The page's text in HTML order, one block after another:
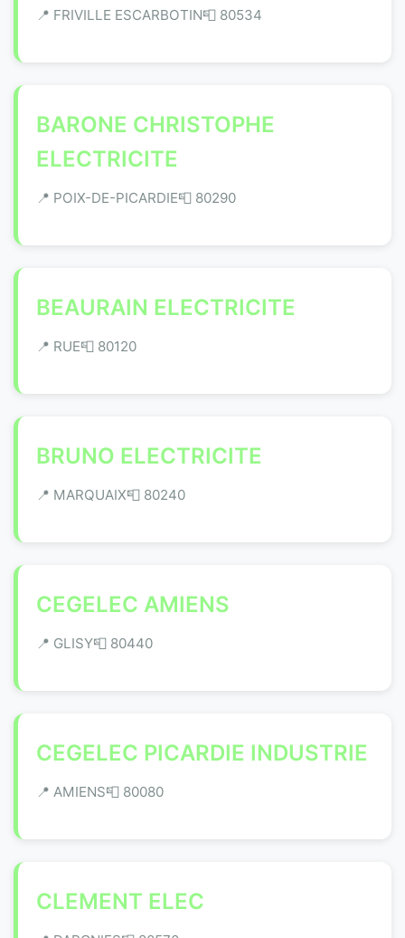
📍 FRIVILLE ESCARBOTIN📮 80534
BARONE CHRISTOPHE
ELECTRICITE
📍 POIX-DE-PICARDIE📮 80290
BEAURAIN ELECTRICITE
📍 RUE📮 80120
BRUNO ELECTRICITE
📍 MARQUAIX📮 80240
CEGELEC AMIENS
📍 GLISY📮 80440
CEGELEC PICARDIE INDUSTRIE
📍 AMIENS📮 80080
CLEMENT ELEC